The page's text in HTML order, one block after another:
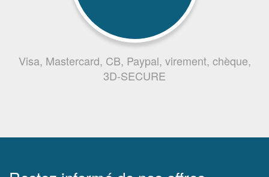
Visa, Mastercard, CB, Paypal, virement, chèque,
3D-SECURE